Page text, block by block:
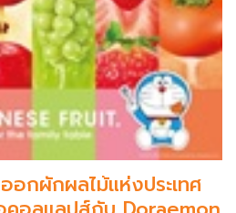
อกผักผลไม้แห่งประเทศ